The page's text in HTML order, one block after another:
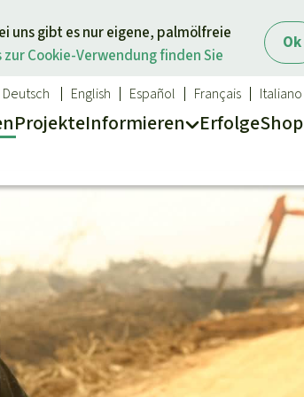
Ok
uns gibt es nur eigene, palmölfreie
zur Cookie-Verwendung finden Sie
ProjekteInformieren ErfolgeShop
Deutsch English Español Français Italiano